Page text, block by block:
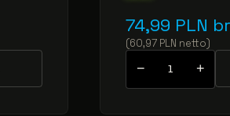
74,99 PLN
(60,97 PLN netto)
− +